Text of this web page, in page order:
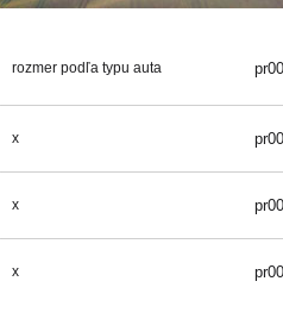
rozmer podľa typu auta
x
x
x